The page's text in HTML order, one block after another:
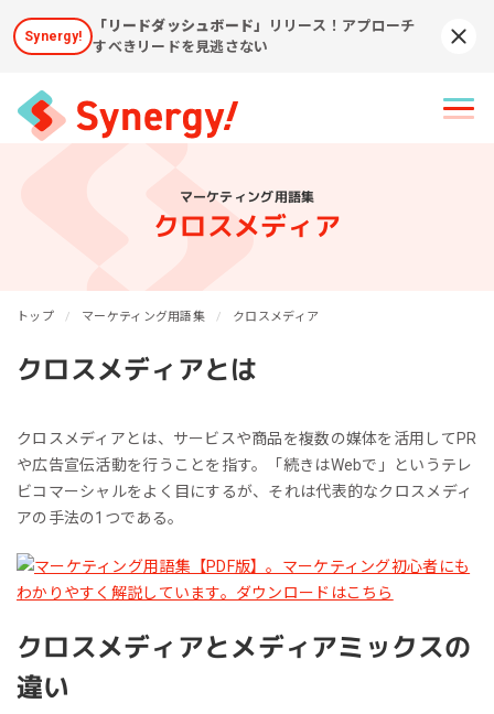
Synergy!
「リードダッシュボード」
リリース！アプローチ
すべきリードを見逃さない
マーケティング用語集
クロスメディア
トップ マーケティング用語集 クロスメディア
クロスメディアとは
クロスメディアとは、サービスや商品を複数の媒体を活用してPR
や広告宣伝活動を行うことを指す。「続きはWebで」というテレ
ビコマーシャルをよく目にするが、それは代表的なクロスメディ
アの手法の1つである。
クロスメディアとメディアミックスの
違い